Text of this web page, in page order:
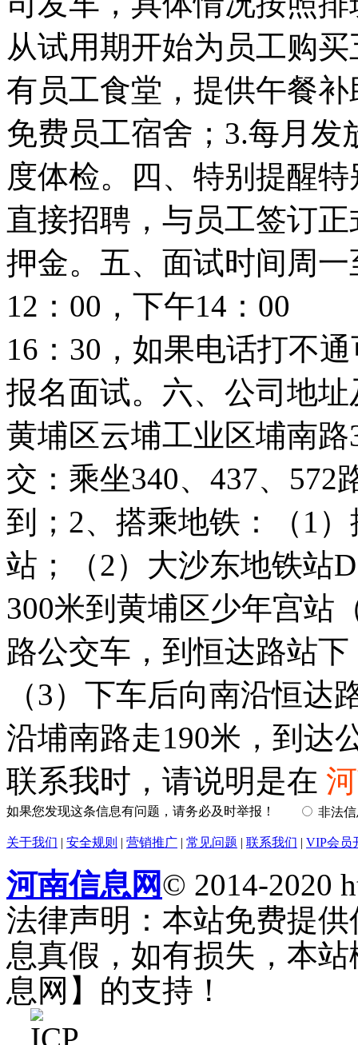
从试用期开始为员工购
有员工食堂，提供午餐
免费员工宿舍；3.每月发
度体检。四、特别提醒
直接招聘，与员工签订
押金。五、面试时间周
12：00，下午14：00
16：30，如果电话打不
报名面试。六、公司地
黄埔区云埔工业区埔南
交：乘坐340、437、
到；2、搭乘地铁：（1
站；（2）大沙东地铁站
300米到黄埔区少年宫站
路公交车，到恒达路站
（3）下车后向南沿恒达
沿埔南路走190米，到达
联系我时，请说明是在
如果您发现这条信息有问题，请务必及时举报！ 非法
关于我们 | 安全规则 | 营销推广 | 常见问题 | 联系我们 | VIP会员
河南信息网© 2014-2020
法律声明：本站免费提
息真假，如有损失，本
息网】的支持！